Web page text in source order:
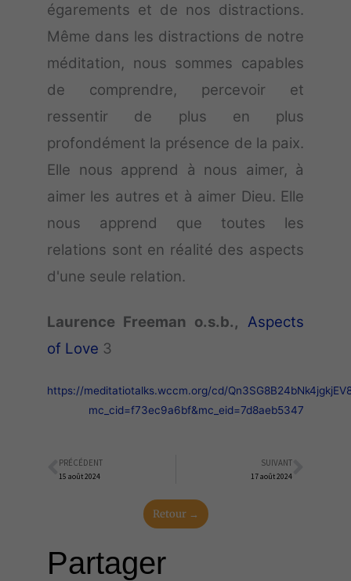
égarements et de nos distractions.
Même dans les distractions de notre
méditation, nous sommes capables
de comprendre, percevoir et
ressentir de plus en plus
profondément la présence de la paix.
Elle nous apprend à nous aimer, à
aimer les autres et à aimer Dieu. Elle
nous apprend que toutes les
relations sont en réalité des aspects
d'une seule relation.
Laurence Freeman o.s.b., Aspects
of Love 3
https://meditatiotalks.wccm.org/cd/
mc_cid=f73ec9a6bf&mc_eid=7d8aeb5347
Précédent
PRÉCÉDENT
15 août 2024
SUIVANT
17 août 2024
Retour →
Partager